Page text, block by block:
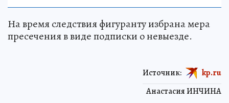
На время следствия фигуранту избрана мера
пресечения в виде подписки о невыезде.
Анастасия ИНЧИНА
Источник: kp.ru